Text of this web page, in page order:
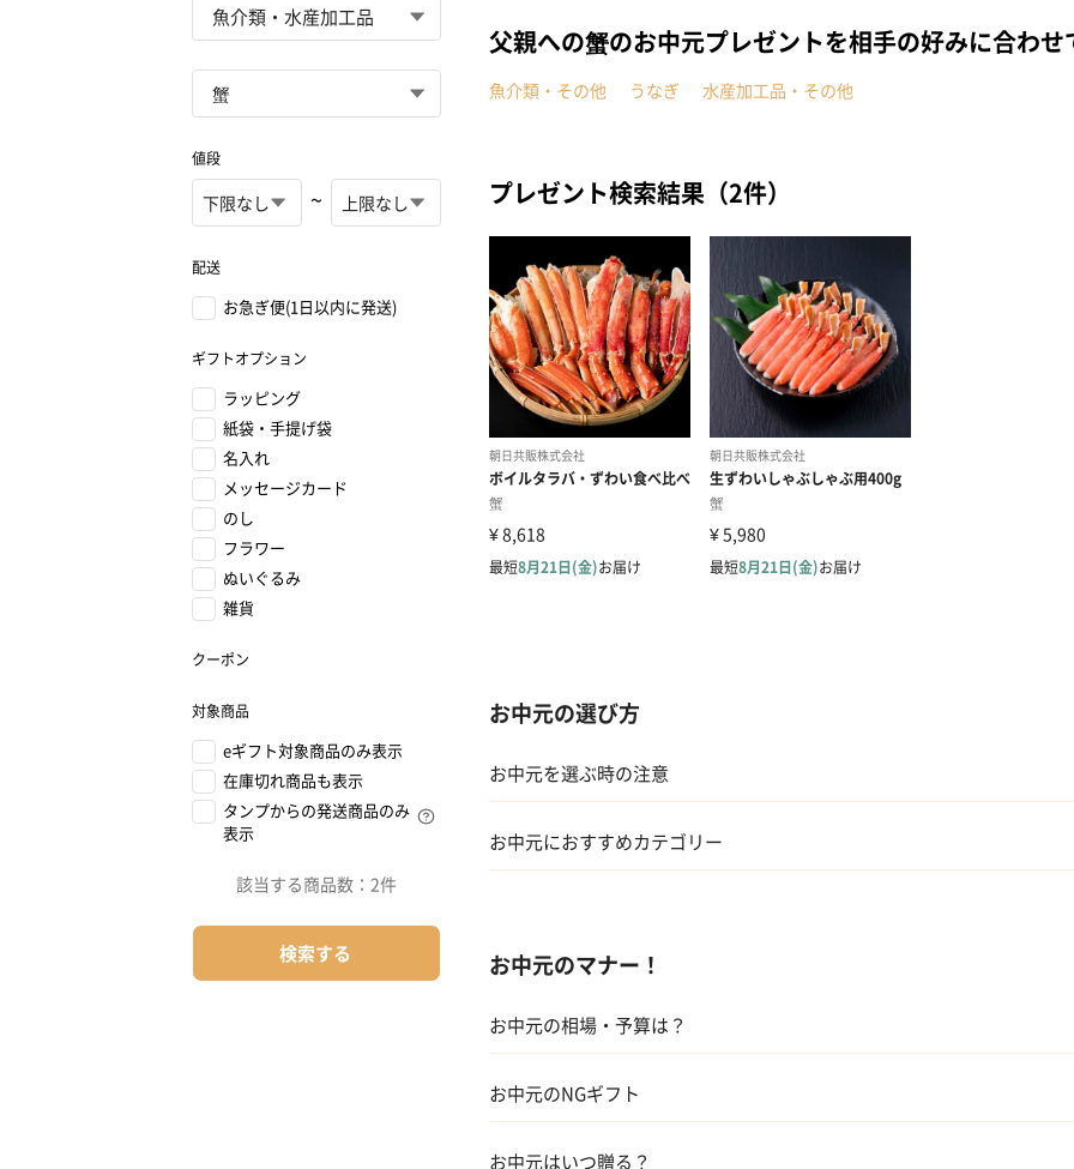
値段
~
配送
お急ぎ便(1日以内に発送)
ギフトオプション
ラッピング
紙袋・手提げ袋
名入れ
メッセージカード
のし
フラワー
ぬいぐるみ
雑貨
クーポン
対象商品
eギフト対象商品のみ表示
在庫切れ商品も表示
タンプからの発送商品のみ
表示
該当する商品数： 2件
検索する
父親への蟹のお中元プレゼントを相手の好みに合わせ
魚介類・その他 うなぎ 水産加工品・その他
プレゼント検索結果（2件）
お中元の選び方
お中元を選ぶ時の注意
お中元におすすめカテゴリー
02 アルコール
03 ギフトカタログ
04 グルメ
お中元のマナー！
お中元の相場・予算は？
01 両親
02 兄弟、姉妹
お中元のNGギフト
お中元はいつ贈る？